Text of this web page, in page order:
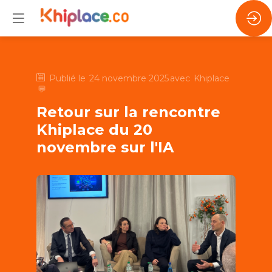
Publié le 24 novembre 2025avec Khiplace
💬
Retour sur la rencontre
Khiplace du 20
novembre sur l'IA